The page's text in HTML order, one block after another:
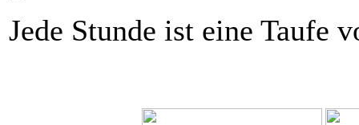
Jede Stunde ist eine Taufe